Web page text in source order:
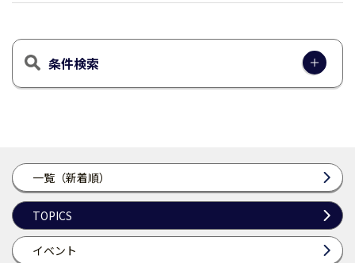
一覧（新着順）
TOPICS
イベント
条件検索